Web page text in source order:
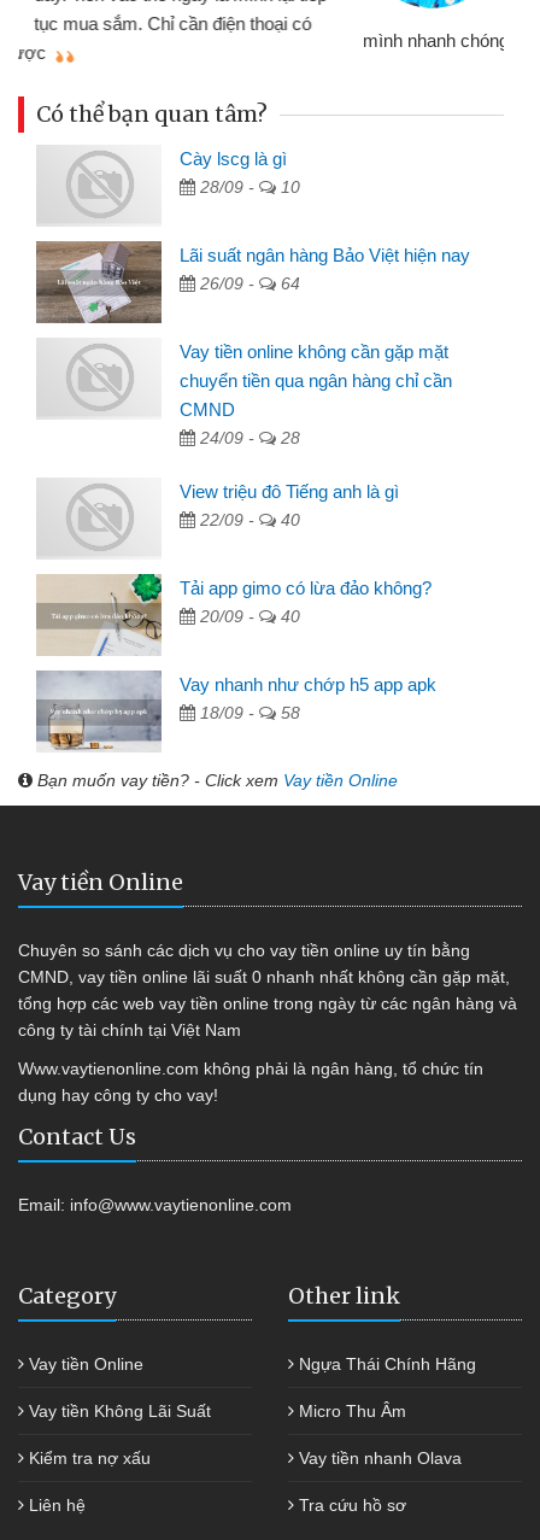
đã giải quyết được công việc của
Có thể bạn quan tâm?
Cày lscg là gì
28/09 - 10
Lãi suất ngân hàng Bảo Việt hiện nay
26/09 - 64
Vay tiền online không cần gặp mặt
chuyển tiền qua ngân hàng chỉ cần
CMND
24/09 - 28
View triệu đô Tiếng anh là gì
22/09 - 40
Tải app gimo có lừa đảo không?
20/09 - 40
Vay nhanh như chớp h5 app apk
18/09 - 58
Bạn muốn vay tiền? - Click xem Vay tiền Online
Vay tiền Online
Chuyên so sánh các dịch vụ cho vay tiền online uy tín bằng
CMND, vay tiền online lãi suất 0 nhanh nhất không cần gặp mặt,
tổng hợp các web vay tiền online trong ngày từ các ngân hàng và
công ty tài chính tại Việt Nam
Www.vaytienonline.com không phải là ngân hàng, tổ chức tín
dụng hay công ty cho vay!
Contact Us
Email: info@www.vaytienonline.com
Category
Vay tiền Online
Vay tiền Không Lãi Suất
Kiểm tra nợ xấu
Liên hệ
Other link
Ngựa Thái Chính Hãng
Micro Thu Âm
Vay tiền nhanh Olava
Tra cứu hồ sơ